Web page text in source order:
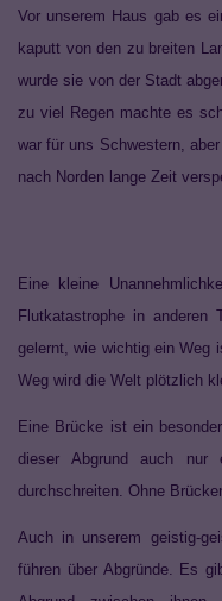
Vor unserem Haus gab es
kaputt von den zu breiten
wurde sie von der Stadt
zu viel Regen machte es
war für uns Schwestern,
nach Norden lange Zeit
Eine kleine
Flutkatastrophe in anderen
gelernt, wie wichtig ein Weg
Weg wird die Welt plötzlich
Eine Brücke ist ein
dieser Abgrund auch
durchschreiten. Ohne
Auch in unserem geistig-
führen über Abgründe. Es